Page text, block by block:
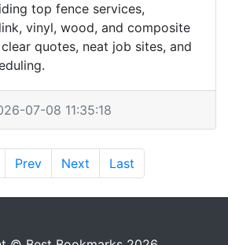
top fence services,
vinyl, wood, and composite
quotes, neat job sites, and
07-08 11:35:18
Prev Next Last